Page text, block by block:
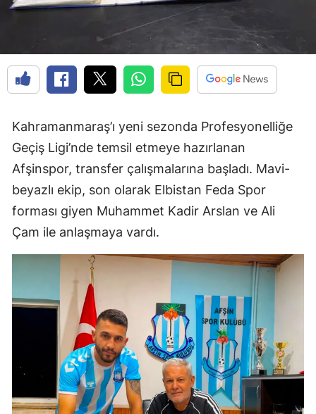
Kahramanmaraş’ı yeni sezonda Profesyonelliğe
Geçiş Ligi’nde temsil etmeye hazırlanan
Afşinspor, transfer çalışmalarına başladı. Mavi-
beyazlı ekip, son olarak Elbistan Feda Spor
forması giyen Muhammet Kadir Arslan ve Ali
Çam ile anlaşmaya vardı.